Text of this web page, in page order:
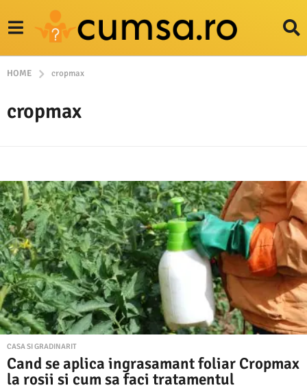
HOME cropmax
cropmax
CASA SI GRADINARIT
Cand se aplica ingrasamant foliar Cropmax
la rosii si cum sa faci tratamentul